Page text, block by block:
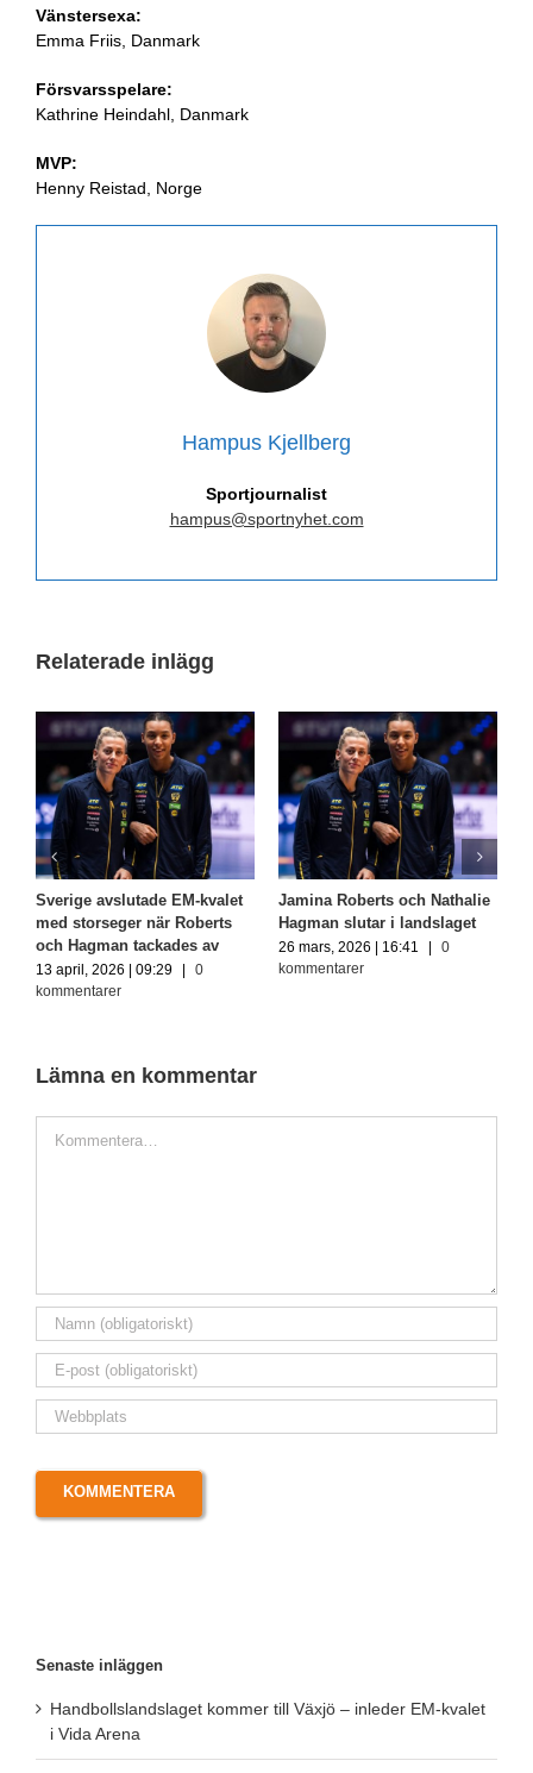
Vänstersexa:
Emma Friis, Danmark
Försvarsspelare:
Kathrine Heindahl, Danmark
MVP:
Henny Reistad, Norge
Hampus Kjellberg
Sportjournalist
hampus@sportnyhet.com
Relaterade inlägg
Sverige avslutade EM-kvalet
med storseger när Roberts
och Hagman tackades av
13 april, 2026 | 09:29
0
kommentarer
Jamina Roberts och Nathalie
Hagman slutar i landslaget
26 mars, 2026 | 16:41
0
kommentarer
Lämna en kommentar
Senaste inläggen
Handbollslandslaget kommer till Växjö – inleder EM-kvalet
i Vida Arena